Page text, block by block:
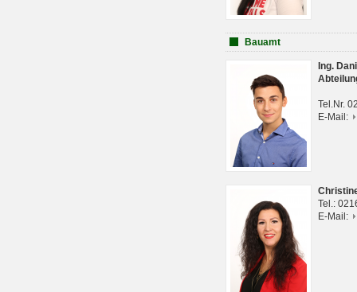
Bauamt
Ing.
Tel.Nr.
E-Mail:
Tel.:
E-Mail: